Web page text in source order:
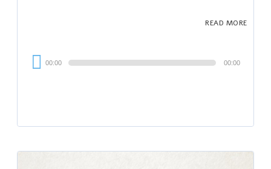
READ MORE
00:00 00:00